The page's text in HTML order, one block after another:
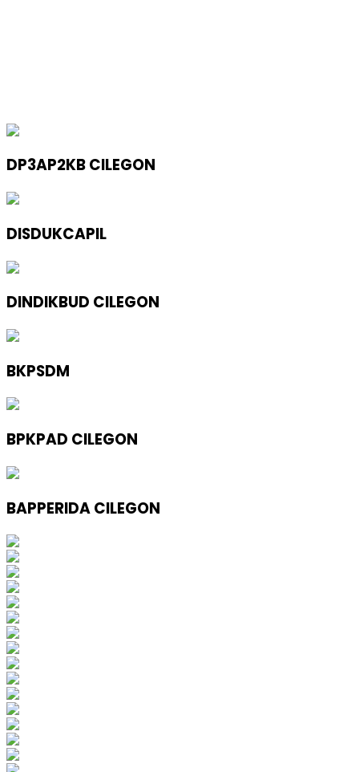
DP3AP2KB CILEGON
DISDUKCAPIL
DINDIKBUD CILEGON
BKPSDM
BPKPAD CILEGON
BAPPERIDA CILEGON